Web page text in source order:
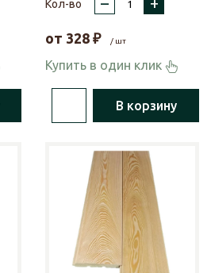
Кол-во
от 328 ₽ / шт
Купить в один клик
В корзину